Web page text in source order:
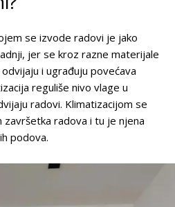
se izvode radovi je jako
jer se kroz razne materijale
i ugrađuju povećava
reguliše nivo vlage u
radovi. Klimatizacijom se
završetka radova i tu je njena
podova.